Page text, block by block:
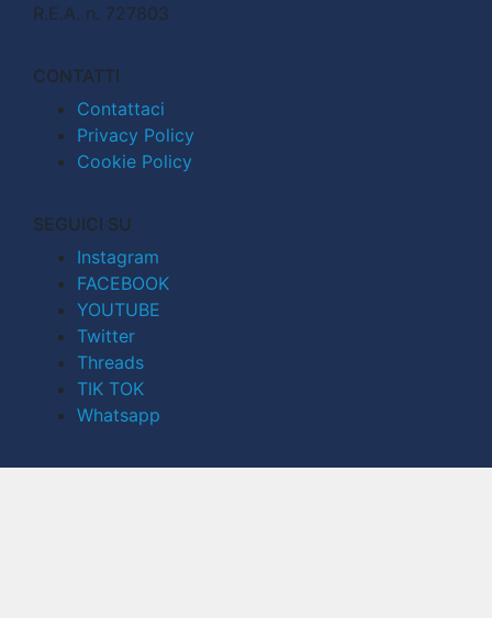
R.E.A. n. 727803
CONTATTI
Contattaci
Privacy Policy
Cookie Policy
SEGUICI SU
Instagram
FACEBOOK
YOUTUBE
Twitter
Threads
TIK TOK
Whatsapp